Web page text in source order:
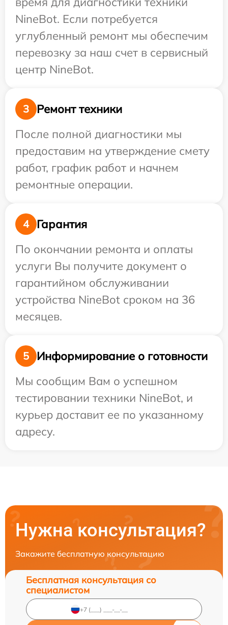
NineBot. Если потребуется
углубленный ремонт мы обеспечим
перевозку за наш счет в сервисный
центр NineBot.
3
Ремонт техники
После полной диагностики мы
предоставим на утверждение смету
работ, график работ и начнем
ремонтные операции.
4
Гарантия
По окончании ремонта и оплаты
услуги Вы получите документ о
гарантийном обслуживании
устройства NineBot сроком на 36
месяцев.
5
Информирование о готовности
Мы сообщим Вам о успешном
тестировании техники NineBot, и
курьер доставит ее по указанному
адресу.
Нужна консультация?
Закажите бесплатную консультацию
Бесплатная консультация со
специалистом